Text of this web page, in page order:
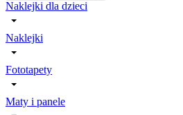
Naklejki dla dzieci
Naklejki
Fototapety
Maty i panele